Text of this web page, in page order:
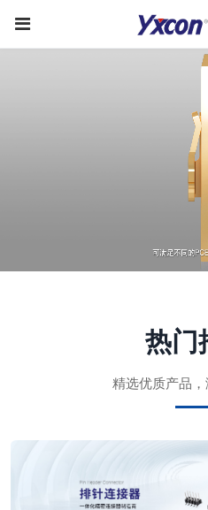
热门
精选优质产品